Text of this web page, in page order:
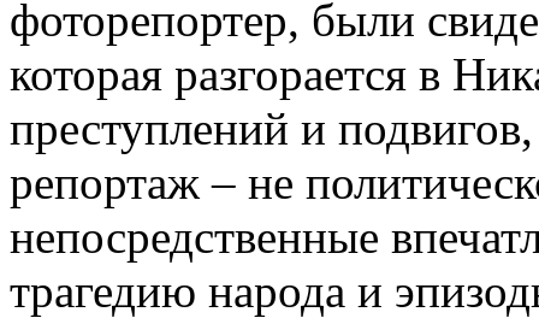
фоторепортер, были
которая разгорается в
преступлений и
репортаж – не
непосредственные
трагедию народа и